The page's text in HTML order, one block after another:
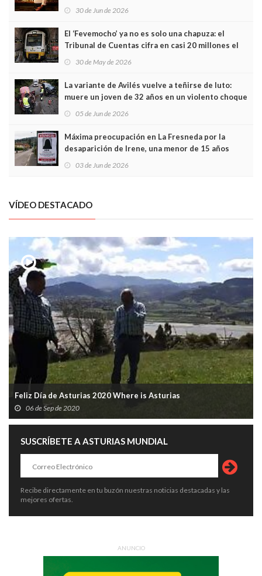
Asturias en Madrid
30 de Jun de 2026
El ‘Fevemocho’ ya no es solo una chapuza: el
Tribunal de Cuentas cifra en casi 20 millones el
sobrecoste de los trenes que no cabían por los
30 de May de 2026
La variante de Avilés vuelve a teñirse de luto:
muere un joven de 32 años en un violento choque
frontal
05 de Jun de 2026
Máxima preocupación en La Fresneda por la
desaparición de Irene, una menor de 15 años
03 de Jun de 2026
VÍDEO DESTACADO
Feliz Día de Asturias 2020 Where is Asturias
06 de Sep de 2020
SUSCRÍBETE A ASTURIAS MUNDIAL
Recibe directamente en tu buzón nuestras noticias destacadas y las
mejores ofertas.
ANUNCIO